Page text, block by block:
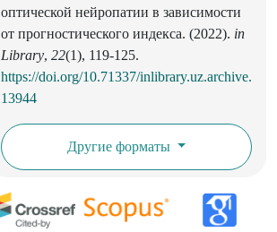
оптической нейропатии в зависимости
от прогностического индекса. (2022). in
Library, 22(1), 119-125.
https://doi.org/10.71337/inlibrary.uz.archive.
13944
Другие форматы